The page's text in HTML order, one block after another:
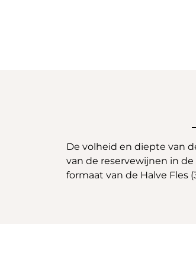
De volheid en diepte van
van de reservewijnen in
formaat van de Halve Fles